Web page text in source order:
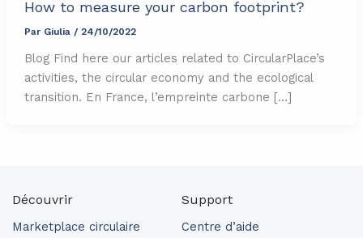
How to measure your carbon footprint?
Par Giulia / 24/10/2022
Blog Find here our articles related to CircularPlace’s
activities, the circular economy and the ecological
transition. En France, l’empreinte carbone […]
Découvrir
Marketplace circulaire
Support
Centre d’aide